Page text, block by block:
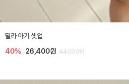
밀라 아기 셋업
40% 26,400원 44,000원